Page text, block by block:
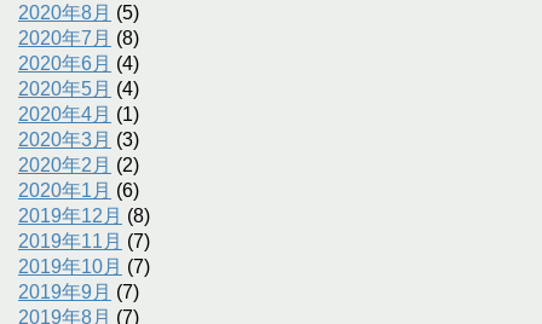
2020年8月 (5)
2020年7月 (8)
2020年6月 (4)
2020年5月 (4)
2020年4月 (1)
2020年3月 (3)
2020年2月 (2)
2020年1月 (6)
2019年12月 (8)
2019年11月 (7)
2019年10月 (7)
2019年9月 (7)
2019年8月 (7)